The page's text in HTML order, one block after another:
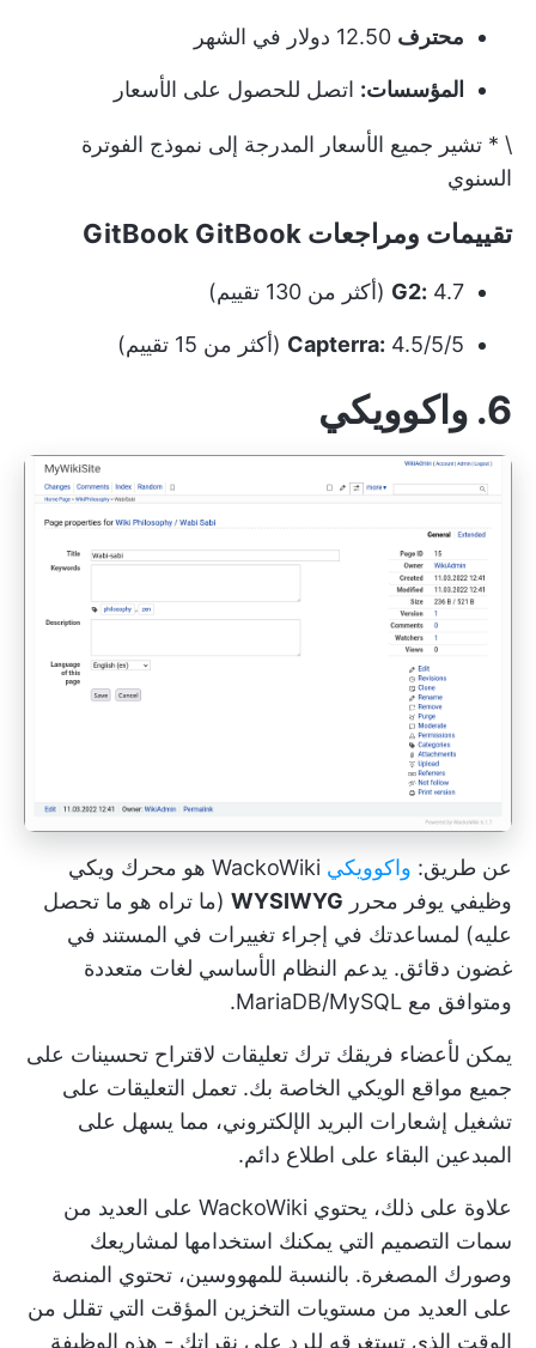
محترف
المؤسسات: اتصل للحصول على الأسعار
\ * تشير جميع الأسعار المدرجة إلى نموذج الفوترة
السنوي
تقييمات ومراجعات GitBook GitBook
G2: 4.7 (أكثر من 130 تقييم)
Capterra: 4.5/5/5 (أكثر من 15 تقييم)
6. واكوويكي
عن طريق: واكوويكي
WackoWiki هو محرك ويكي
وظيفي يوفر محرر WYSIWYG (ما تراه هو ما تحصل
عليه) لمساعدتك في إجراء تغييرات في المستند في
غضون دقائق. يدعم النظام الأساسي لغات متعددة
ومتوافق مع MariaDB/MySQL.
يمكن لأعضاء فريقك ترك تعليقات لاقتراح تحسينات على
جميع مواقع الويكي الخاصة بك. تعمل التعليقات على
تشغيل إشعارات البريد الإلكتروني، مما يسهل على
المبدعين البقاء على اطلاع دائم.
علاوة على ذلك، يحتوي WackoWiki على العديد من
سمات التصميم التي يمكنك استخدامها لمشاريعك
وصورك المصغرة. بالنسبة للمهووسين، تحتوي المنصة
على العديد من مستويات التخزين المؤقت التي تقلل من
الوقت الذي تستغرقه للرد على نقراتك - هذه الوظيفة